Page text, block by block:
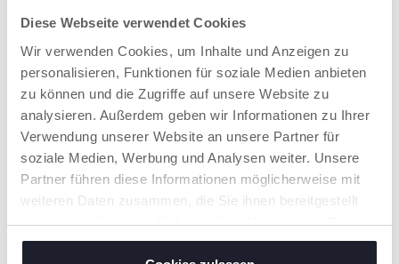
Diese Webseite verwendet Cookies
Wir verwenden Cookies, um Inhalte und Anzeigen zu
personalisieren, Funktionen für soziale Medien anbieten
zu können und die Zugriffe auf unsere Website zu
analysieren. Außerdem geben wir Informationen zu Ihrer
Verwendung unserer Website an unsere Partner für
soziale Medien, Werbung und Analysen weiter. Unsere
Partner führen diese Informationen möglicherweise mit
weiteren Daten zusammen, die Sie ihnen bereitgestellt
haben oder die sie im Rahmen Ihrer Nutzung der Dienste
gesammelt haben.
KIND MEISTERN
Dieses bewusste Zuhören geht Hand in Hand mit
der emotionalen und natürlichen Ablösung, die
mit dem Wachstum der Kinder einhergeht.
wir ihnen mehr Selbstständigkeit ermöglichen und
nicht alles für sie erledigen, kann die Mutter sich
wieder vollständiger als Frau erleben und sich vom
reinen Mutter- und Beschützerinnen-Rolle lösen.
ist schließlich nicht sinnvoll, andere zu nähren
vernachlässigt.Und gerade aus dieser Selbstliebe